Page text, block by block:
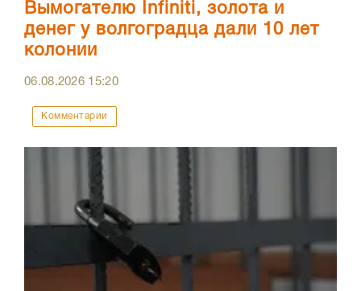
Вымогателю Infiniti, золота и
денег у волгоградца дали 10 лет
колонии
06.08.2026 15:20
Комментарии